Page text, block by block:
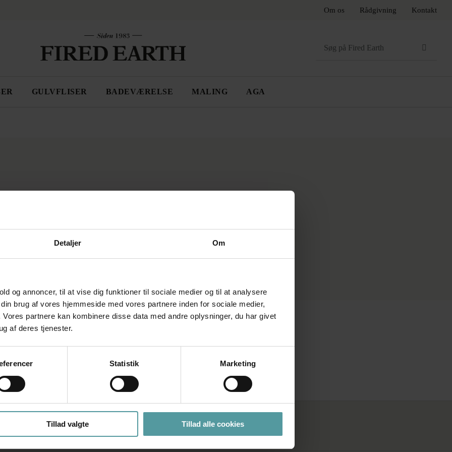
Detaljer Om
og annoncer, til at vise dig funktioner til sociale medier og til at analysere
brug af vores hjemmeside med vores partnere inden for sociale medier,
partnere kan kombinere disse data med andre oplysninger, du har givet
af deres tjenester.
Statistik Marketing
Tillad valgte Tillad alle cookies
Om os Rådgivning Kontakt
GULVFLISER BADEVÆRELSE MALING AGA
FØLG OS